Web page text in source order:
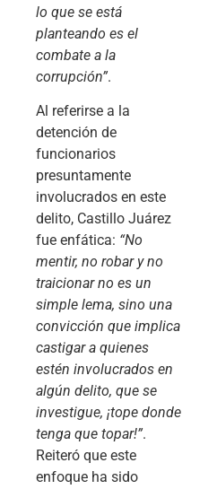
lo que se está
planteando es el
combate a la
corrupción”.
Al referirse a la
detención de
funcionarios
presuntamente
involucrados en este
delito, Castillo Juárez
fue enfática: “No
mentir, no robar y no
traicionar no es un
simple lema, sino una
convicción que implica
castigar a quienes
estén involucrados en
algún delito, que se
investigue, ¡tope donde
tenga que topar!”.
Reiteró que este
enfoque ha sido